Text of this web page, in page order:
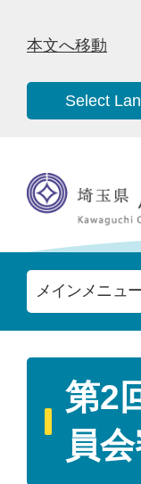
本文へ移動
Select
メインメニュ
第2
員